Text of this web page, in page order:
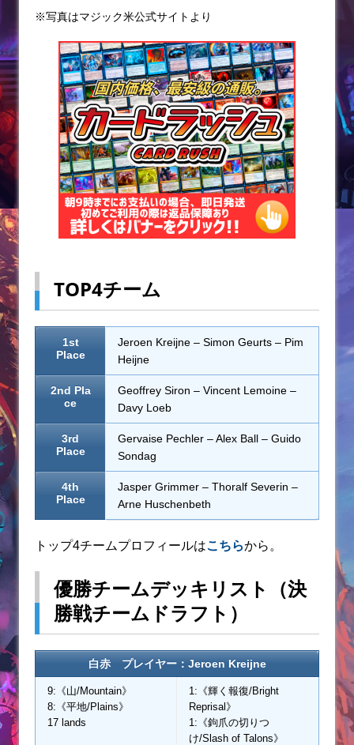
o
k
※写真はマジック米公式サイトより
TOP4チーム
1st
Place
Jeroen Kreijne – Simon Geurts – Pim
Heijne
2nd Pla
ce
Geoffrey Siron – Vincent Lemoine –
Davy Loeb
3rd
Place
Gervaise Pechler – Alex Ball – Guido
Sondag
4th
Place
Jasper Grimmer – Thoralf Severin –
Arne Huschenbeth
トップ4チームプロフィールはこちらから。
優勝チームデッキリスト（決
勝戦チームドラフト）
白赤 プレイヤー：Jeroen Kreijne
9:《山/Mountain》
8:《平地/Plains》
17 lands
1:《輝く報復/Bright
Reprisal》
1:《鉤爪の切りつ
け/Slash of Talons》